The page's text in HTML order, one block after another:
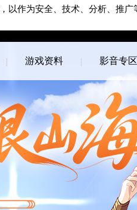
游戏资料 影音专区
，以作为安全、技术、分析、推